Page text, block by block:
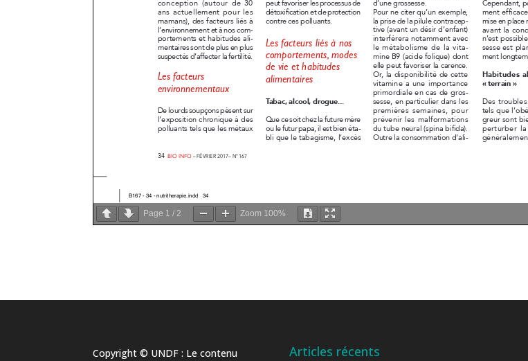
Page 1 /2 Zoom 100%
Copyright © UNDF : Le contenu
Articles récents